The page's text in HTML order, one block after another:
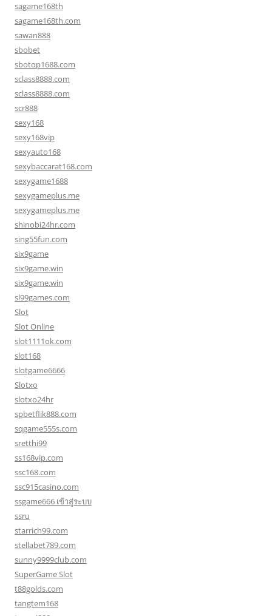
sagame168th
sagame168th.com
sawan888
sbobet
sbotop1688.com
sclass8888.com
sclass8888.com
scr888
sexy168
sexy168vip
sexyauto168
sexybaccarat168.com
sexygame1688
sexygameplus.me
sexygameplus.me
shinobi24hr.com
sing55fun.com
six9game
six9game.win
six9game.win
sl99games.com
Slot
Slot Online
slot1111ok.com
slot168
slotgame6666
Slotxo
slotxo24hr
spbetflik888.com
sqgame555s.com
sretthi99
ss168vip.com
ssc168.com
ssc915casino.com
ssgame666 เข้าสู่ระบบ
ssru
starrich99.com
stellabet789.com
sunny9999club.com
SuperGame Slot
t88golds.com
tangtem168